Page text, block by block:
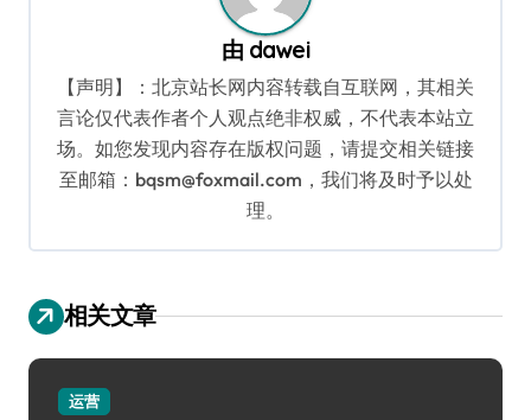
由 dawei
【声明】：北京站长网内容转载自互联网，其相关
言论仅代表作者个人观点绝非权威，不代表本站立
场。如您发现内容存在版权问题，请提交相关链接
至邮箱：bqsm@foxmail.com，我们将及时予以处
理。
相关文章
运营